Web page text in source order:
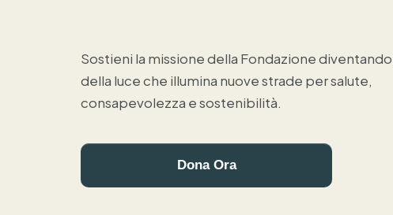
Sostieni la missione della Fondazione
della luce che illumina nuove strade per salute,
consapevolezza e sostenibilità.
Dona Ora